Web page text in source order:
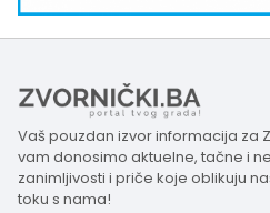
Vaš pouzdan izvor informacija za
vam donosimo aktuelne, tačne i
zanimljivosti i priče koje oblikuju
toku s nama!